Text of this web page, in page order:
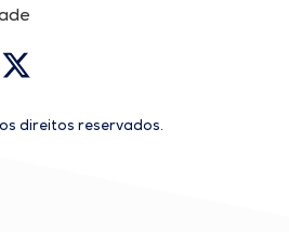
direitos reservados.